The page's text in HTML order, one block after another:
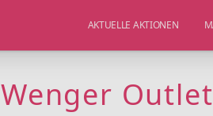
AKTUELLE AKTIONEN
Wenger